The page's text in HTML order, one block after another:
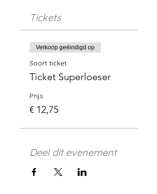
Tickets
Verkoop geëindigd op
Soort ticket
Ticket Superloeser
Prijs
€ 12,75
Deel dit evenement